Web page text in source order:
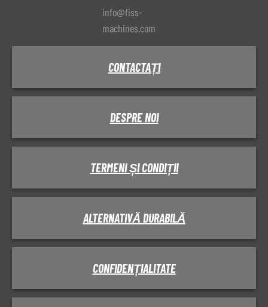
info@fiss-
machines.com
CONTACTAȚI
DESPRE NOI
TERMENI ȘI CONDIȚII
ALTERNATIVĂ DURABILĂ
CONFIDENȚIALITATE